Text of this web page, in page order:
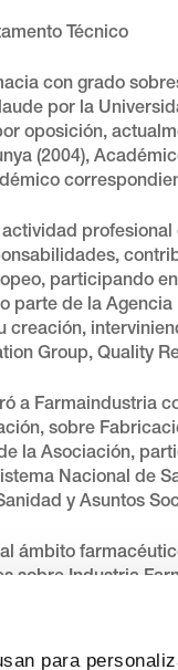
para
Técnico
con grado
por la
oposición,
(2004),
participando
parte de la
creación,
Group, Quality
a Farmaindustria
sobre
la Asociación,
Nacional de
y Asuntos
ámbito
sobre Industria